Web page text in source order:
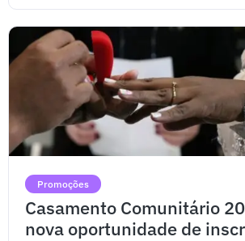
Promoções
Casamento Comunitário
nova oportunidade de